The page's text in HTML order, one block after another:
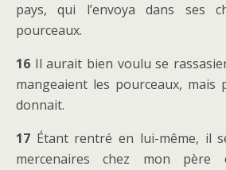
pays, qui l’envoya dans ses
pourceaux.
16 Il aurait bien voulu se
mangeaient les pourceaux, mais
donnait.
17 Étant rentré en lui-même, il
mercenaires chez mon